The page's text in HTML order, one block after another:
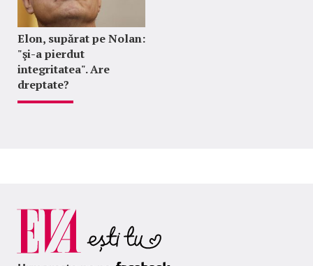
Elon, supărat pe Nolan:
"şi-a pierdut
integritatea". Are
dreptate?